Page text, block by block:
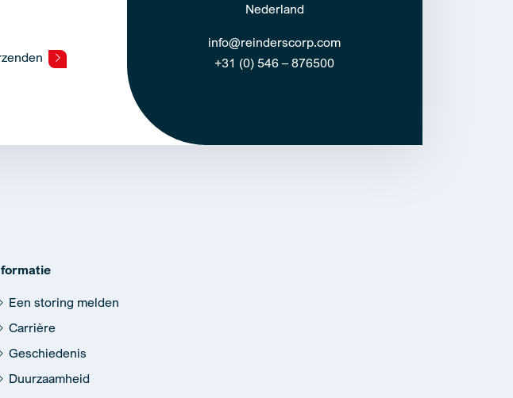
Nederland
info@reinderscorp.com
+31 (0) 546 – 876500
Een storing melden
Carrière
Geschiedenis
Duurzaamheid